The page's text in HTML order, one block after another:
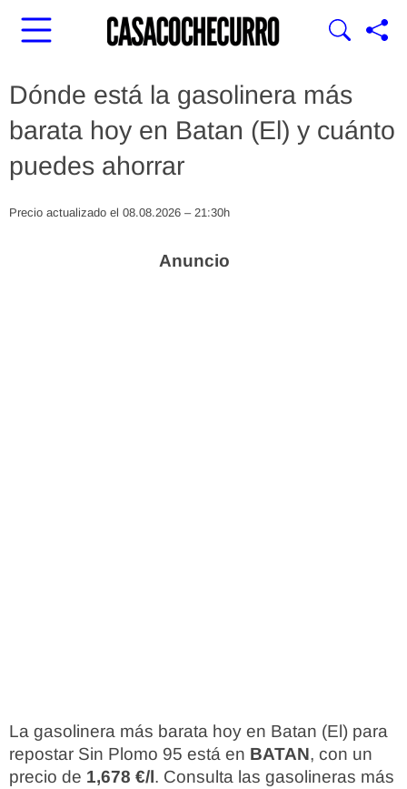
Dónde está la gasolinera más
barata hoy en Batan (El) y cuánto
puedes ahorrar
Precio actualizado el 08.08.2026 – 21:30h
La gasolinera más barata hoy en Batan (El) para
repostar Sin Plomo 95 está en BATAN, con un
precio de 1,678 €/l. Consulta las gasolineras más